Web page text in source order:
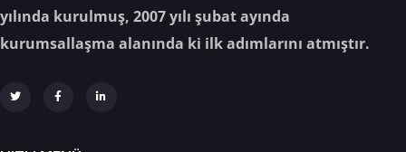
yılında kurulmuş, 2007 yılı şubat ayında
kurumsallaşma alanında ki ilk adımlarını atmıştır.